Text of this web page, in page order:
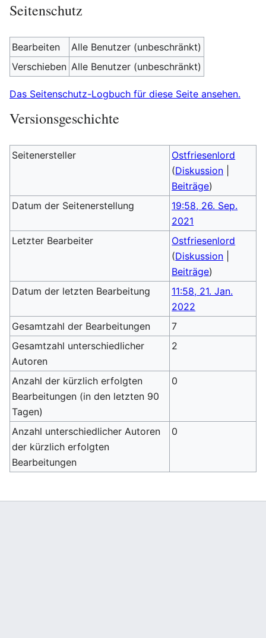
Seitenschutz
Bearbeiten
Alle Benutzer (unbeschränkt)
Verschieben Alle Benutzer (unbeschränkt)
Das Seitenschutz-Logbuch für diese Seite ansehen.
Versionsgeschichte
Seitenersteller
Ostfriesenlord
(Diskussion
Beiträge)
Datum der Seitenerstellung
19:58, 26. Sep.
2021
Letzter Bearbeiter
Ostfriesenlord
(Diskussion
Beiträge)
Datum der letzten Bearbeitung
11:58, 21. Jan.
2022
Gesamtzahl der Bearbeitungen
7
Gesamtzahl unterschiedlicher
Autoren
2
Anzahl der kürzlich erfolgten
Bearbeitungen (in den letzten 90
Tagen)
0
Anzahl unterschiedlicher Autoren
der kürzlich erfolgten
Bearbeitungen
0